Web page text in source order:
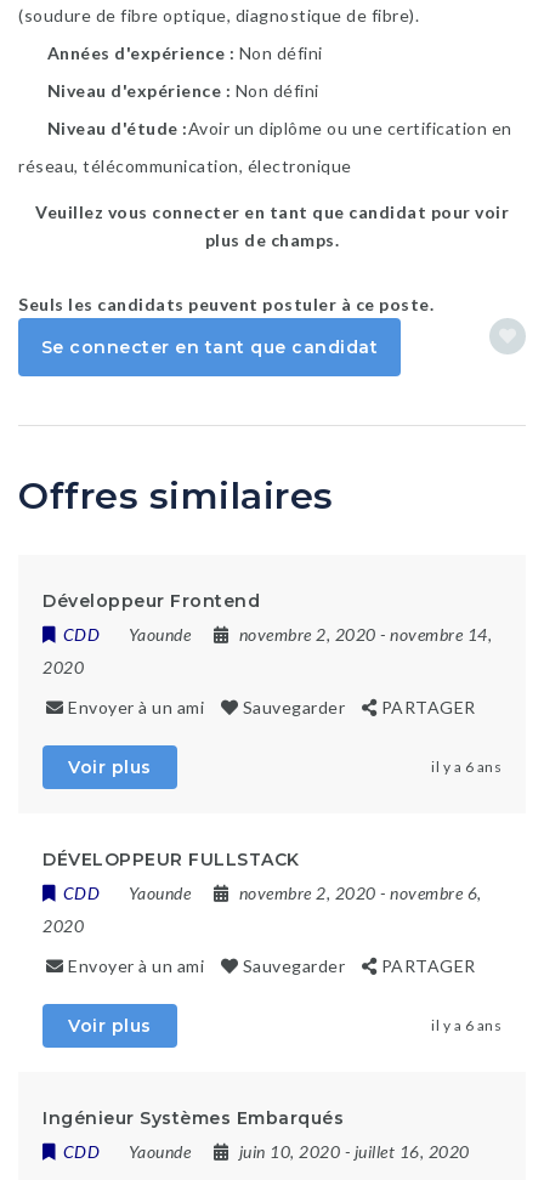
(soudure de fibre optique, diagnostique de fibre).
Années d'expérience
Non défini
Niveau d'expérience
Non défini
Niveau d'étude ​Avoir un diplôme ou une certification en
réseau, télécommunication, électronique
Veuillez vous connecter en tant que candidat pour voir
plus de champs.
Seuls les candidats peuvent postuler à ce poste.
Se connecter en tant que candidat
Offres similaires
Développeur Frontend
CDD Yaounde novembre 2, 2020 - novembre 14,
2020
Envoyer à un ami
Sauvegarder PARTAGER
Voir plus il y a 6 ans
DÉVELOPPEUR FULLSTACK
CDD Yaounde novembre 2, 2020 - novembre 6,
2020
Envoyer à un ami
Sauvegarder PARTAGER
Voir plus il y a 6 ans
Ingénieur Systèmes Embarqués
CDD Yaounde juin 10, 2020 - juillet 16, 2020